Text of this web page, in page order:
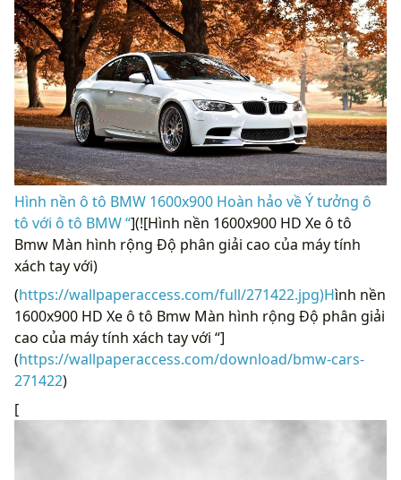
Hình nền ô tô BMW 1600x900 Hoàn hảo về Ý tưởng ô
tô với ô tô BMW “](![Hình nền 1600x900 HD Xe ô tô
Bmw Màn hình rộng Độ phân giải cao của máy tính
xách tay với)
(https://wallpaperaccess.com/full/271422.jpg)Hình nền
1600x900 HD Xe ô tô Bmw Màn hình rộng Độ phân giải
cao của máy tính xách tay với “]
(https://wallpaperaccess.com/download/bmw-cars-
271422)
[